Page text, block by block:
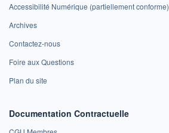
Accessibilité Numérique (partiellement conforme)
Archives
Contactez-nous
Foire aux Questions
Plan du site
Documentation Contractuelle